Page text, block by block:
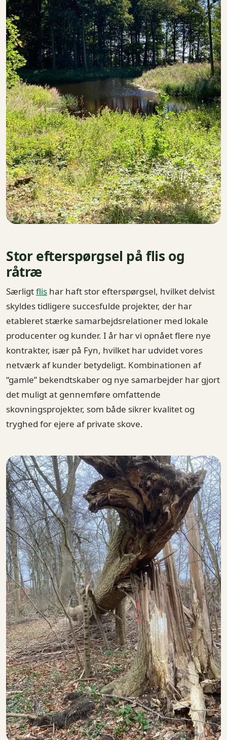
Stor efterspørgsel på flis og
råtræ
Særligtflis har haft stor efterspørgsel, hvilket delvist
skyldes tidligere succesfulde projekter, der har
etableret stærke samarbejdsrelationer med lokale
producenter og kunder. I år har vi opnået flere nye
kontrakter, især på Fyn, hvilket har udvidet vores
netværk af kunder betydeligt. Kombinationen af
“gamle” bekendtskaber og nye samarbejder har gjort
det muligt at gennemføre omfattende
skovningsprojekter, som både sikrer kvalitet og
tryghed for ejere af private skove.